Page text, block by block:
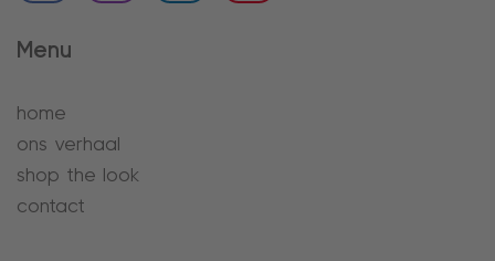
Menu
home
ons verhaal
shop the look
contact